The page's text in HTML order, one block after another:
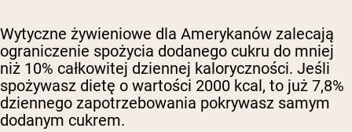
Wytyczne żywieniowe dla Amerykanów zalecają
ograniczenie spożycia dodanego cukru do mniej
niż 10% całkowitej dziennej kaloryczności. Jeśli
spożywasz dietę o wartości 2000 kcal, to już 7,8%
dziennego zapotrzebowania pokrywasz samym
dodanym cukrem.